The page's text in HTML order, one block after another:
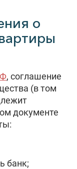
о
, соглашение
(в том
документе
банк;